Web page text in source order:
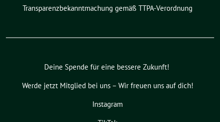
Transparenzbekanntmachung gemäß TTPA-Verordnung
Deine Spende für eine bessere Zukunft!
Werde jetzt Mitglied bei uns – Wir freuen uns auf dich!
Instagram